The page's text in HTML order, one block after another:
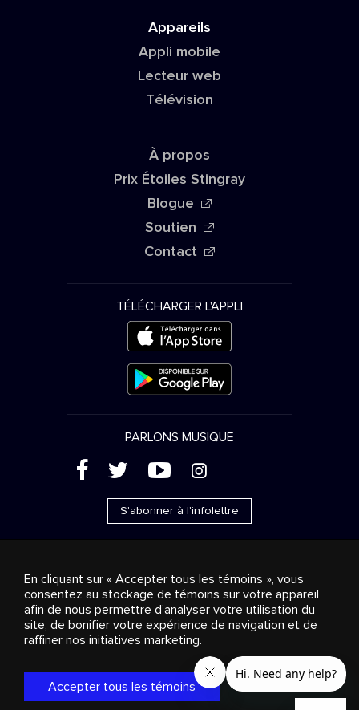
Appareils
Appli mobile
Lecteur web
Télévision
À propos
Prix Étoiles Stingray
Blogue
Soutien
Contact
TÉLÉCHARGER L'APPLI
PARLONS MUSIQUE
( ' + &
S'abonner à l'infolettre
Ventes publicitaires
Diffusion & distribution
Consommateurs
Solutions d’affaires Radio
propos
Cookies settings
© 2018-2025 Groupe Stingray Inc. Tous droits réservés.
, VOS AMBIANCES MUSICALES
et les autres
marques et logos reliés sont des marques de commerce du
Groupe Stingray au Canada, aux États-Unis et dans les autres
En cliquant sur « Accepter tous les témoins », vous
consentez au stockage de témoins sur votre appareil
afin de nous permettre d’analyser votre utilisation du
site, de bonifier votre expérience de navigation et de
raffiner nos initiatives marketing.
Accepter tous les témoins